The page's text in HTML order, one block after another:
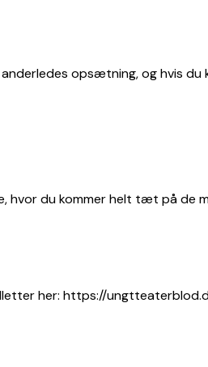
anderledes opsætning, og hvis du
hvor du kommer helt tæt på de
her: https://